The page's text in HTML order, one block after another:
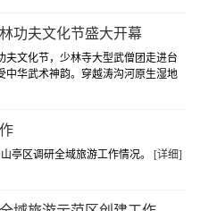
功夫文化节盛大开幕
夫文化节，少林寺大型武僧团走进台
中华武术神韵。穿越涛沟河原生湿地
，尽情品味油菜花香，感受花海美
亭区调研全域旅游工作情况。 [详细]